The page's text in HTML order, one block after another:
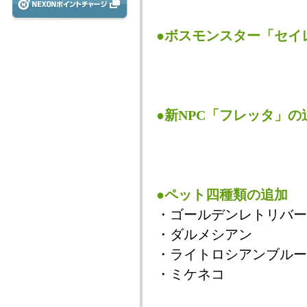
●ボスモンスター「セイ
●新NPC「フレッタ」の
●ペット四種類の追加
・ゴールデンレトリバー
・ダルメシアン
・ライトロシアンブルー
・ミケネコ